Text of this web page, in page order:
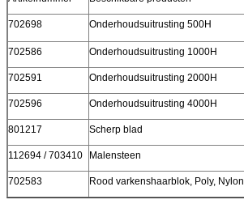
702698 Onderhoudsuitrusting 500H
702586 Onderhoudsuitrusting 1000H
702591 Onderhoudsuitrusting 2000H
702596 Onderhoudsuitrusting 4000H
801217 Scherp blad
112694 / 703410 Malensteen
702583 Rood varkenshaarblok, Poly, Nylon